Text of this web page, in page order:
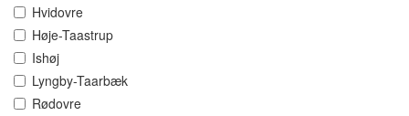
Hvidovre
Høje-Taastrup
Ishøj
Lyngby-Taarbæk
Rødovre